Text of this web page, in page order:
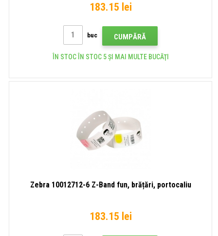
183.15 lei
buc CUMPĂRĂ
ÎN STOC ÎN STOC 5 ȘI MAI MULTE BUCĂŢI
Zebra 10012712-6 Z-Band fun, brățări, portocaliu
183.15 lei